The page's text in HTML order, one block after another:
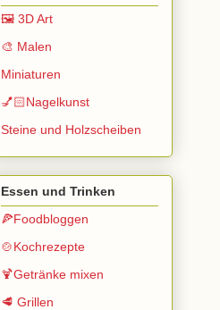
🖼️ 3D Art
🎨 Malen
Miniaturen
💅🏻Nagelkunst
Steine und Holzscheiben
Essen und Trinken
🍕Foodbloggen
🍲Kochrezepte
🍹Getränke mixen
🥩 Grillen